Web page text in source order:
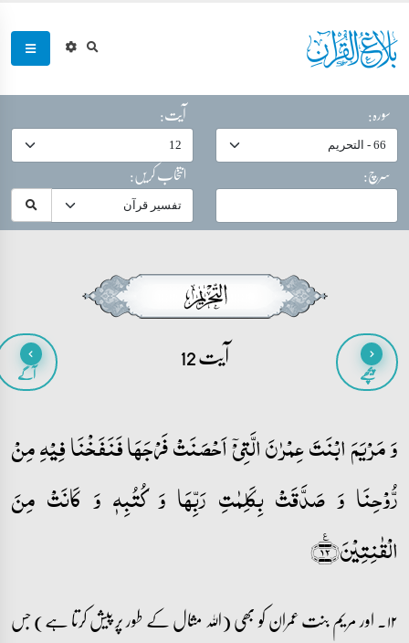
سورہ:
آیت:
سرچ:
انتخاب کریں:
پیچھے آیت 12 آگے
وَ مَرۡیَمَ ابۡنَتَ عِمۡرٰنَ الَّتِیۡۤ اَحۡصَنَتۡ فَرۡجَہَا فَنَفَخۡنَا فِیۡہِ مِنۡ
رُّوۡحِنَا وَ صَدَّقَتۡ بِکَلِمٰتِ رَبِّہَا وَ کُتُبِہٖ وَ کَانَتۡ مِنَ
الۡقٰنِتِیۡنَ﴿٪۱۲﴾
۱۲۔ اور مریم بنت عمران کو بھی (اللہ مثال کے طور پر پیش کرتا ہے) جس